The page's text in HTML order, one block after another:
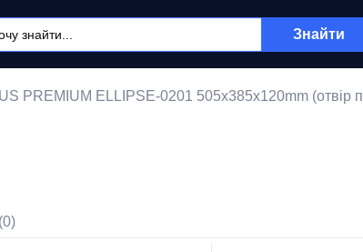
Знайти
PREMIUM ELLIPSE-0201 505х385х120mm (отвір